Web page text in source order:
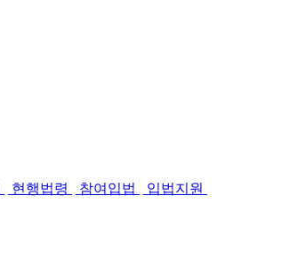
현행법령 참여입법
입법지원